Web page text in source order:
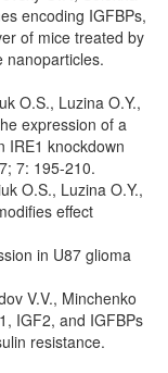
encoding IGFBPs,
of mice treated by
nanoparticles.
O.S., Luzina O.Y.,
expression of a
IRE1 knockdown
7: 195-210.
O.S., Luzina O.Y.,
effect
in U87 glioma
V.V., Minchenko
IGF2, and IGFBPs
resistance.